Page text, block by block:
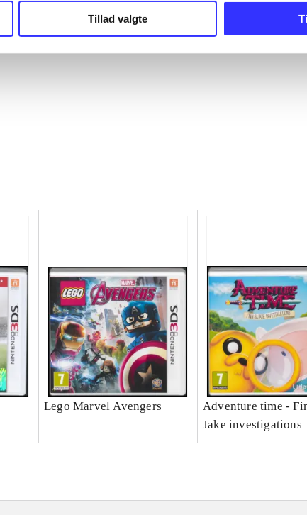
Tillad valgte
Lego Marvel Avengers
Adventure time -
Jake investigations